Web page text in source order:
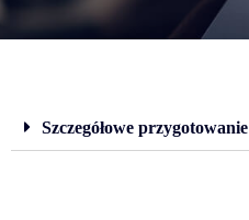
Szczegółowe przygotowanie